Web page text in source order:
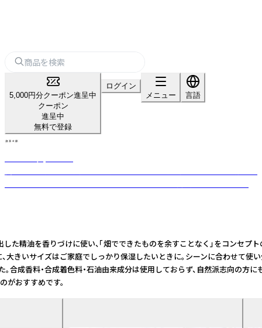
5,000円分クーポン進呈中
クーポン
進呈中
無料で登録
ログイン
メニュー
言語
油を香りづけに使い、「畑でできたものを余すことなく」をコン
いサイズはご家庭でしっかり保湿したいときに。シーンに合わ
香料・合成着色料・石油由来成分は使用しておらず、自然派志向
がおすすめです。